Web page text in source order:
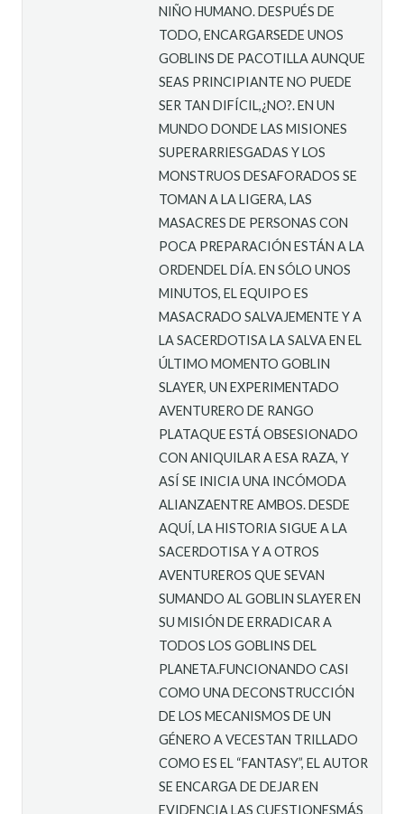
NIÑO HUMANO. DESPUÉS DE
TODO, ENCARGARSEDE UNOS
GOBLINS DE PACOTILLA AUNQUE
SEAS PRINCIPIANTE NO PUEDE
SER TAN DIFÍCIL,¿NO?. EN UN
MUNDO DONDE LAS MISIONES
SUPERARRIESGADAS Y LOS
MONSTRUOS DESAFORADOS SE
TOMAN A LA LIGERA, LAS
MASACRES DE PERSONAS CON
POCA PREPARACIÓN ESTÁN A LA
ORDENDEL DÍA. EN SÓLO UNOS
MINUTOS, EL EQUIPO ES
MASACRADO SALVAJEMENTE Y A
LA SACERDOTISA LA SALVA EN EL
ÚLTIMO MOMENTO GOBLIN
SLAYER, UN EXPERIMENTADO
AVENTURERO DE RANGO
PLATAQUE ESTÁ OBSESIONADO
CON ANIQUILAR A ESA RAZA, Y
ASÍ SE INICIA UNA INCÓMODA
ALIANZAENTRE AMBOS. DESDE
AQUÍ, LA HISTORIA SIGUE A LA
SACERDOTISA Y A OTROS
AVENTUREROS QUE SEVAN
SUMANDO AL GOBLIN SLAYER EN
SU MISIÓN DE ERRADICAR A
TODOS LOS GOBLINS DEL
PLANETA.FUNCIONANDO CASI
COMO UNA DECONSTRUCCIÓN
DE LOS MECANISMOS DE UN
GÉNERO A VECESTAN TRILLADO
COMO ES EL “FANTASY”, EL AUTOR
SE ENCARGA DE DEJAR EN
EVIDENCIA LAS CUESTIONESMÁS